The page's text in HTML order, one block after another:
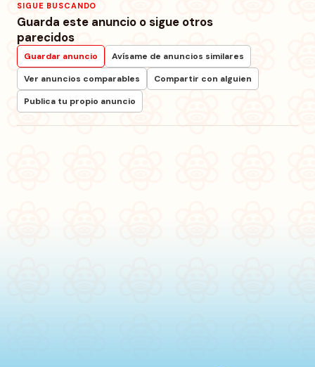
SIGUE BUSCANDO
Guarda este anuncio o sigue otros
parecidos
Guardar anuncio
Avísame de anuncios similares
Ver anuncios comparables
Compartir con alguien
Publica tu propio anuncio